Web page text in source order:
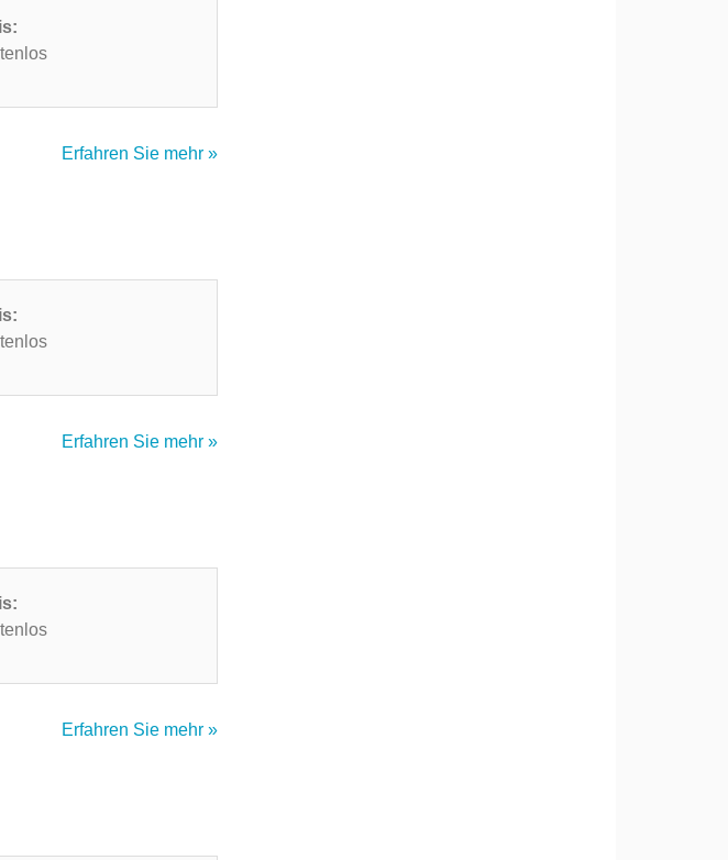
Erfahren Sie mehr »
Erfahren Sie mehr »
Erfahren Sie mehr »